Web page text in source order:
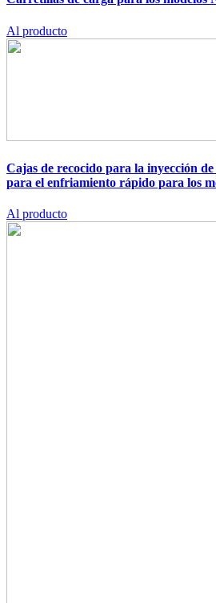
Al producto
Cajas de recocido para la inyección
para el enfriamiento rápido para los
Al producto